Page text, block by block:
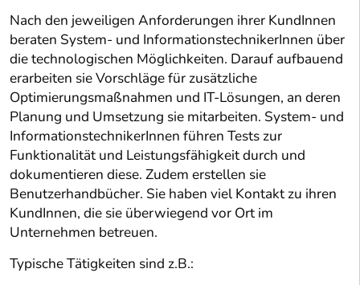
Nach den jeweiligen Anforderungen ihrer KundInnen
beraten System- und InformationstechnikerInnen über
die technologischen Möglichkeiten. Darauf aufbauend
erarbeiten sie Vorschläge für zusätzliche
Optimierungsmaßnahmen und IT-Lösungen, an deren
Planung und Umsetzung sie mitarbeiten. System- und
InformationstechnikerInnen führen Tests zur
Funktionalität und Leistungsfähigkeit durch und
dokumentieren diese. Zudem erstellen sie
Benutzerhandbücher. Sie haben viel Kontakt zu ihren
KundInnen, die sie überwiegend vor Ort im
Unternehmen betreuen.
Typische Tätigkeiten sind z.B.: